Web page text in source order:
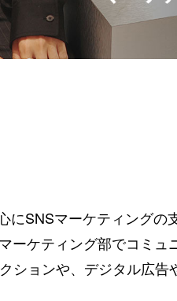
にSNSマーケティング
ーケティング部でコミ
ションや、デジタル広